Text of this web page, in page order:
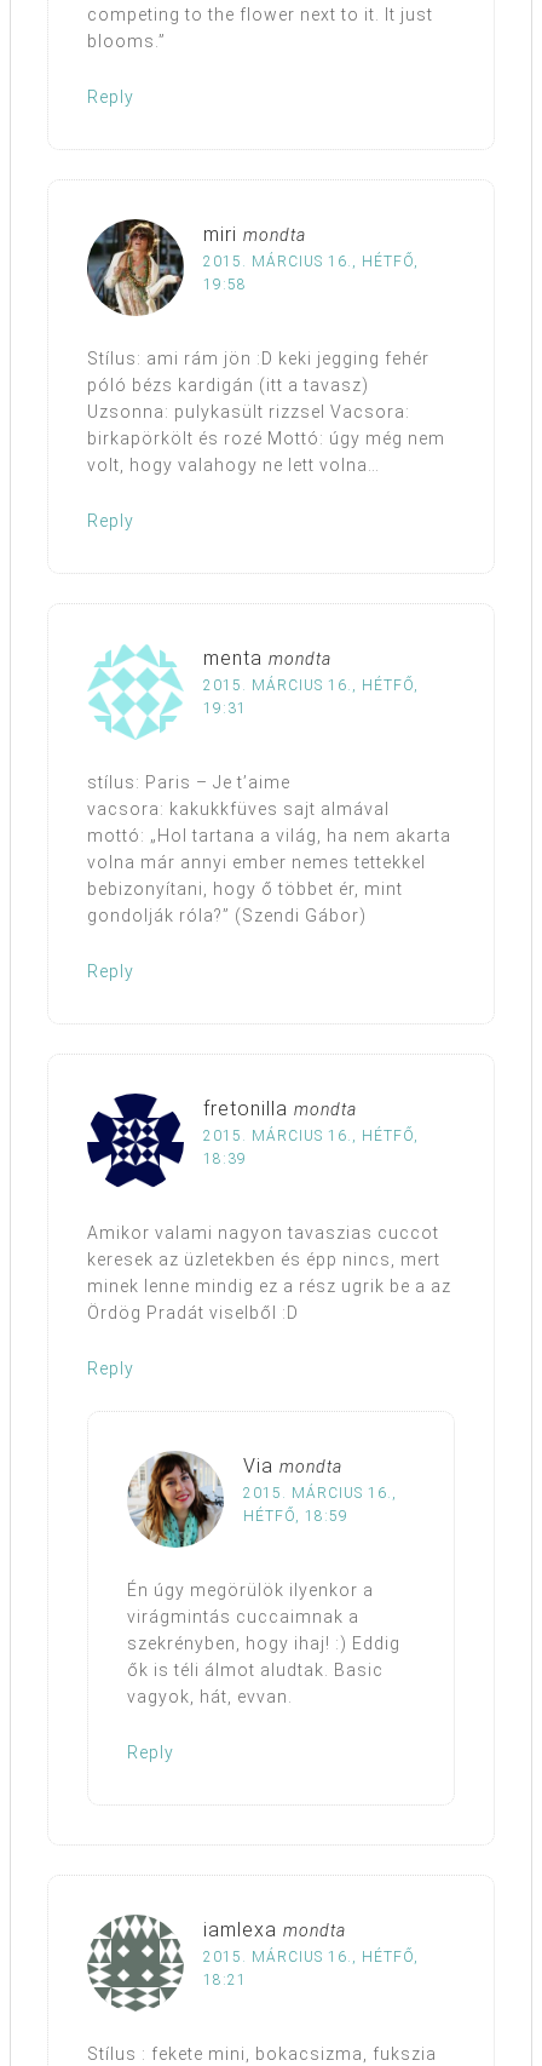
competing to the flower next to it. It just
blooms.”
Reply
miri mondta
2015. MÁRCIUS 16., HÉTFŐ,
19:58
Stílus: ami rám jön :D keki jegging fehér
póló bézs kardigán (itt a tavasz)
Uzsonna: pulykasült rizzsel Vacsora:
birkapörkölt és rozé Mottó: úgy még nem
volt, hogy valahogy ne lett volna…
Reply
menta mondta
2015. MÁRCIUS 16., HÉTFŐ,
19:31
stílus: Paris – Je t’aime
vacsora: kakukkfüves sajt almával
mottó: „Hol tartana a világ, ha nem akarta
volna már annyi ember nemes tettekkel
bebizonyítani, hogy ő többet ér, mint
gondolják róla?” (Szendi Gábor)
Reply
fretonilla mondta
2015. MÁRCIUS 16., HÉTFŐ,
18:39
Amikor valami nagyon tavaszias cuccot
keresek az üzletekben és épp nincs, mert
minek lenne mindig ez a rész ugrik be a az
Ördög Pradát viselből :D
Reply
Via mondta
2015. MÁRCIUS 16.,
HÉTFŐ, 18:59
Én úgy megörülök ilyenkor a
virágmintás cuccaimnak a
szekrényben, hogy ihaj! :) Eddig
ők is téli álmot aludtak. Basic
vagyok, hát, evvan.
Reply
iamlexa mondta
2015. MÁRCIUS 16., HÉTFŐ,
18:21
Stílus : fekete mini, bokacsizma, fukszia